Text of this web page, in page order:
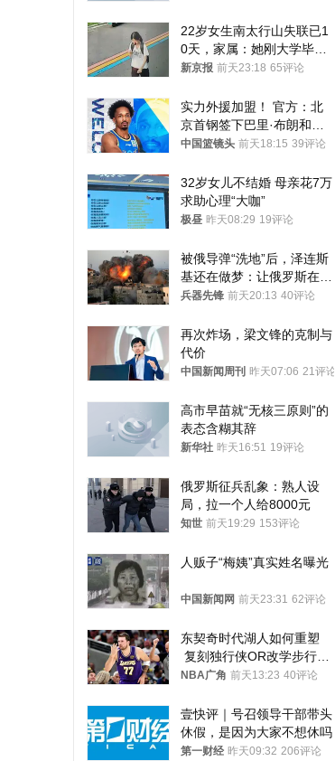
22岁女生南太行山失联已1
0天，家属：她刚大学毕业
想到山里旅行
新京报 前天23:18 65评论
实力外援加盟！ 官方：北
京首钢签下巴里·布朗和桑
普森
中国篮镜头 前天18:15 39评论
32岁女儿不结婚 母亲花7万
求助心理“大咖”
极昼 昨天08:29 19评论
被俄导弹“洗地”后，泽连斯
基还在做梦：让俄罗斯在冬
季前求和？
兵器先锋 前天20:13 40评论
再次炸场，梁文锋的克制与
代价
中国新闻周刊 昨天07:06 21评论
高市早苗就“无核三原则”的
表态含糊其辞
新华社 昨天16:51 19评论
俄罗斯征兵乱象：熟人设
局，拉一个人给8000元
知世 前天19:29 153评论
人贩子“梅姨”真实姓名曝光
中国新闻网 前天23:31 62评论
东契奇时代湖人如何重塑
复刻独行侠OR改学步行
者？
NBA广角 前天13:23 40评论
壹快评｜号召领导干部带头
休假，是因为大家不想休吗
第一财经 昨天09:32 206评论